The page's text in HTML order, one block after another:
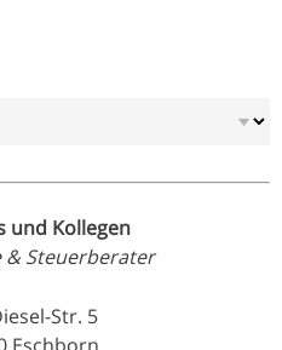
und Kollegen
& Steuerberater
Str. 5